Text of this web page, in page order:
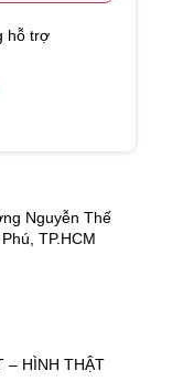
hỗ trợ
Nguyễn Thế
TP.HCM
– HÌNH THẬT